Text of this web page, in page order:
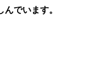
でいます。